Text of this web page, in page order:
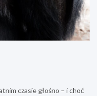
czasie głośno – i choć